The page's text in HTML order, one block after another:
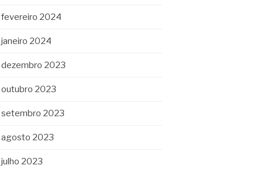
fevereiro 2024
janeiro 2024
dezembro 2023
outubro 2023
setembro 2023
agosto 2023
julho 2023